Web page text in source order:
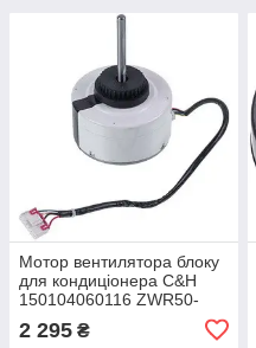
Мотор вентилятора блоку
для кондиціонера C&H
150104060116 ZWR50-
F(FN60B-ZL) 50W 310V,
шток 8x70mm
2 295 ₴